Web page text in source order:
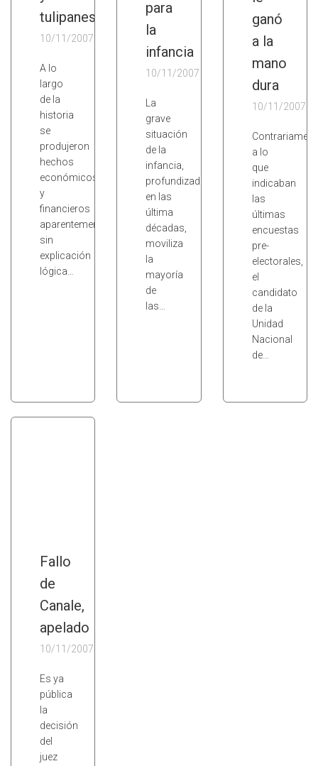
tulipanes
10/11/2007
A lo
largo
de la
historia
se
produjeron
hechos
económicos
y
financieros
aparentemente
sin
explicación
lógica…
para
la
infancia
10/11/2007
La
grave
situación
de la
infancia,
profundizada
en las
última
décadas,
moviliza
la
mayoría
de
las…
ganó
a la
mano
dura
10/11/2007
a lo
que
indicaban
las
últimas
encuestas
pre-
electorales,
el
candidato
de la
Unidad
Nacional
de…
Fallo
de
Canale,
apelado
10/11/2007
Es ya
pública
la
decisión
del
juez